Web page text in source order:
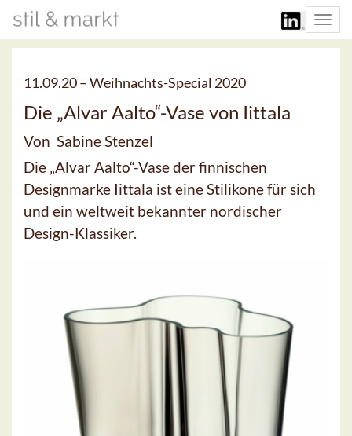
11.09.20 –Weihnachts-Special 2020
Die „Alvar Aalto“-Vase von Iittala
Von Sabine Stenzel
Die „Alvar Aalto“-Vase der finnischen
Designmarke Iittala ist eine Stilikone für sich
und ein weltweit bekannter nordischer
Design-Klassiker.